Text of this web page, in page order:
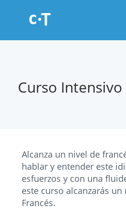
Curso Intensivo
Alcanza un nivel de
hablar y entender este
esfuerzos y con una
este curso alcanzarás un
Francés.